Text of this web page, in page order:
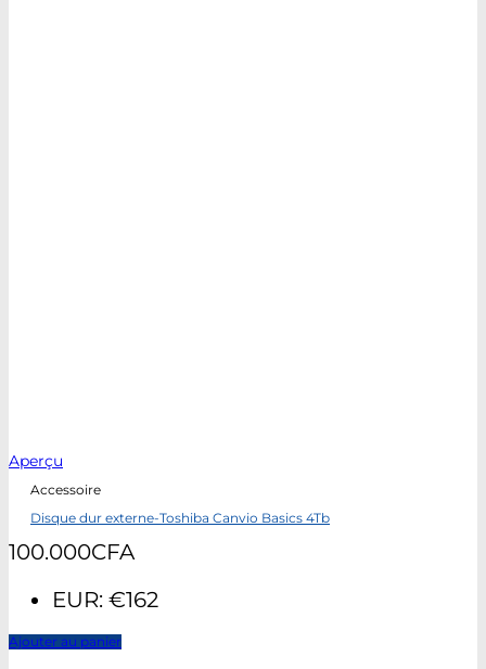
Aperçu
Accessoire
Disque dur externe-Toshiba Canvio Basics 4Tb
100.000CFA
EUR: €162
Ajouter au panier